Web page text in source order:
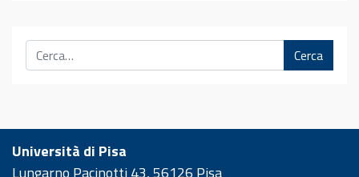
Cerca
Università di Pisa
Lungarno Pacinotti 43, 56126 Pisa